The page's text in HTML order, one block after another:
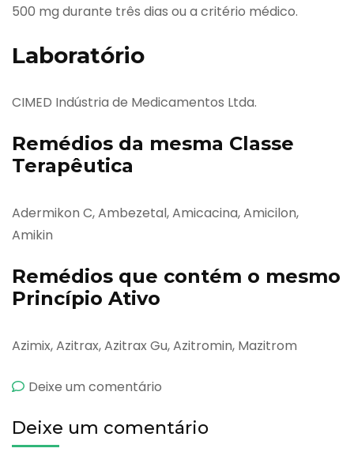
500 mg durante três dias ou a critério médico.
Laboratório
CIMED Indústria de Medicamentos Ltda.
Remédios da mesma Classe
Terapêutica
Adermikon C, Ambezetal, Amicacina, Amicilon,
Amikin
Remédios que contém o mesmo
Princípio Ativo
Azimix, Azitrax, Azitrax Gu, Azitromin, Mazitrom
Deixe um comentário
Deixe um comentário